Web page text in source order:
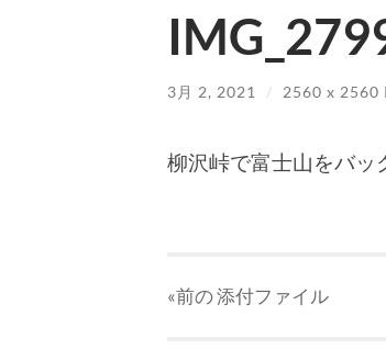
3月 2, 2021 / 2560 x 2560
柳沢峠で富士山をバッ
«前の添付ファイル